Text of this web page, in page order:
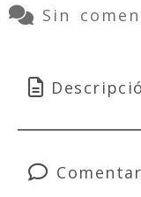
Sin